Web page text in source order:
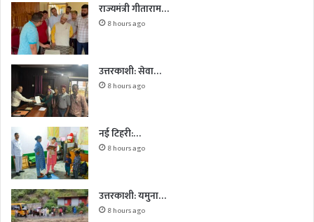
राज्यमंत्री गीताराम…
8 hours ago
उत्तरकाशी: सेवा…
8 hours ago
नई टिहरी:…
8 hours ago
उत्तरकाशी: यमुना…
8 hours ago